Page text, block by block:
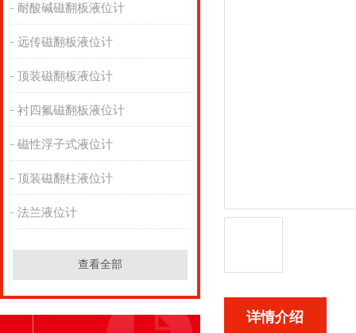
耐酸碱磁翻板液位计
远传磁翻板液位计
顶装磁翻板液位计
衬四氟磁翻板液位计
磁性浮子式液位计
顶装磁翻柱液位计
法兰液位计
查看全部
详情介绍